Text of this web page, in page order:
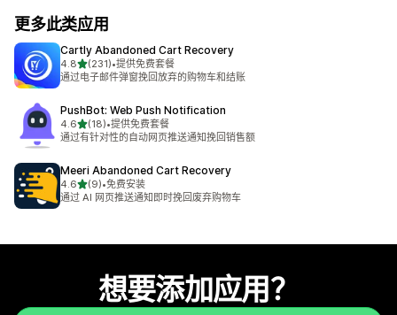
更多此类应用
Cartly Abandoned Cart Recovery
4.8星（满分 5 星）
(231)
总共 231 条评论
•提供免费套餐
通过电子邮件弹窗挽回放弃的购物车和结账
PushBot: Web Push Notification
4.6星（满分 5 星）
(18)
总共 18 条评论
•提供免费套餐
通过有针对性的自动网页推送通知挽回销售额
Meeri Abandoned Cart Recovery
4.6星（满分 5 星）
(9)
总共 9 条评论
•免费安装
通过 AI 网页推送通知即时挽回废弃购物车
想要添加应用？